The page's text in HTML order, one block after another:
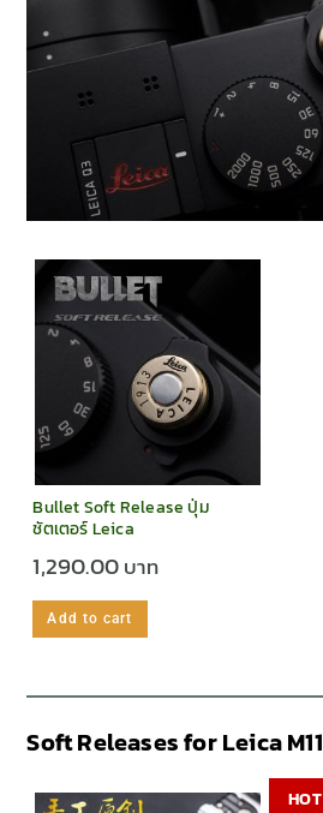
Bullet Soft Release ปุ่ม
ชัตเตอร์ Leica
1,290.00
Add to cart
Soft Releases for Leica M11
HOT